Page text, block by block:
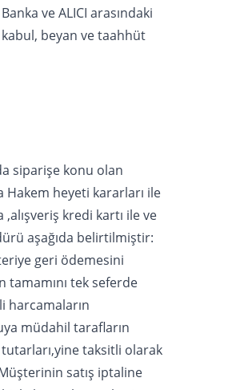
ve ALICI arasındaki
kabul, beyan ve taahhüt
siparişe konu olan
heyeti kararları ile
kredi kartı ile ve
aşağıda belirtilmiştir:
geri ödemesini
tamamını tek seferde
harcamaların
müdahil tarafların
taksitli olarak
satış iptaline